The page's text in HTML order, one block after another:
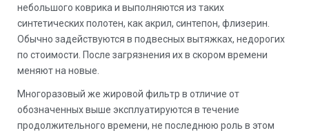
небольшого коврика и выполняются из таких
синтетических полотен, как акрил, синтепон, флизерин.
Обычно задействуются в подвесных вытяжках, недорогих
по стоимости. После загрязнения их в скором времени
меняют на новые.
Многоразовый же жировой фильтр в отличие от
обозначенных выше эксплуатируются в течение
продолжительного времени, не последнюю роль в этом